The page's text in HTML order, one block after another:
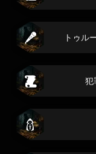
トゥル
犯